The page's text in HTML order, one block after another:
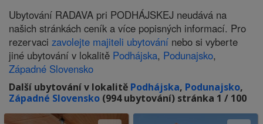
Ubytování RADAVA pri PODHÁJSKEJ neudává na
našich stránkách ceník a více popisných informací. Pro
rezervaci zavolejte majiteli ubytování nebo si vyberte
jiné ubytování v lokalitě Podhájska, Podunajsko,
Západné Slovensko
Další ubytování v lokalitě Podhájska, Podunajsko,
Západné Slovensko (994 ubytování) stránka 1 / 100